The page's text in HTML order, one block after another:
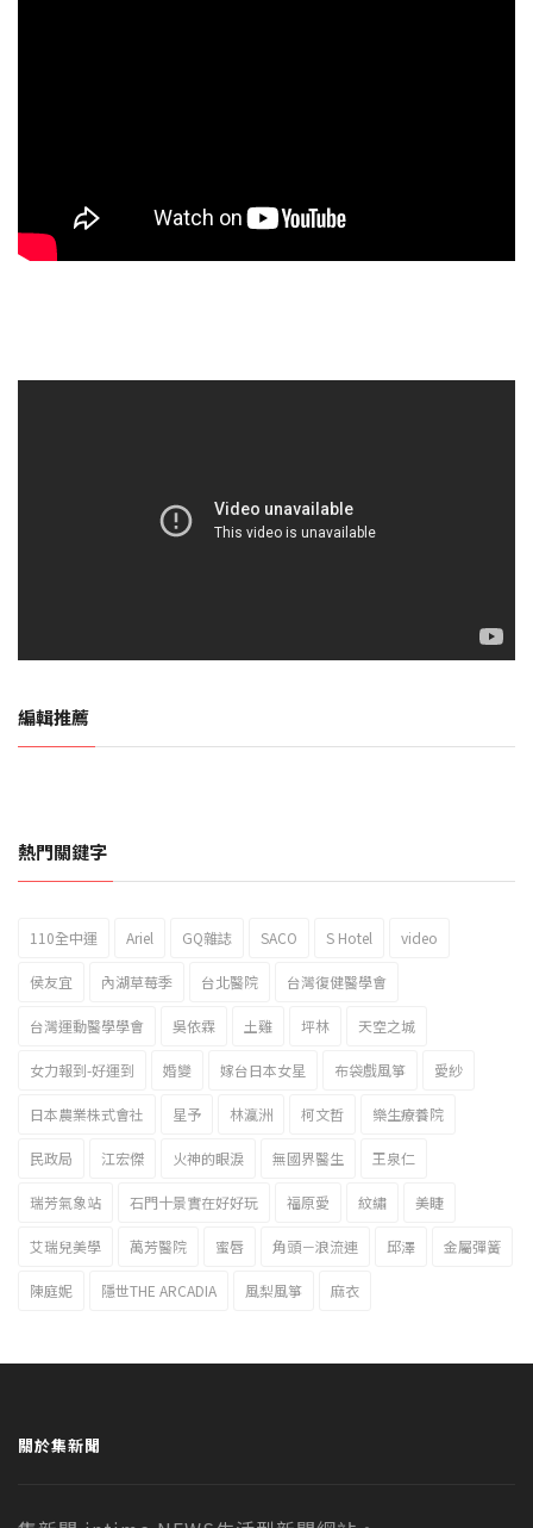
編輯推薦
2023新北市北海岸國際風箏節「風在石起」霸氣回歸
熱門關鍵字
110全中運 Ariel GQ雜誌 SACO S Hotel video
侯友宜 內湖草莓季 台北醫院 台灣復健醫學會
台灣運動醫學學會 吳依霖 土雞 坪林 天空之城
女力報到-好運到 婚變 嫁台日本女星 布袋戲風箏 愛紗
日本農業株式會社 星予 林瀛洲 柯文哲 樂生療養院
民政局 江宏傑 火神的眼淚 無國界醫生 王泉仁
瑞芳氣象站 石門十景實在好好玩 福原愛 紋繡 美睫
艾瑞兒美學 萬芳醫院 蜜唇 角頭－浪流連 邱澤 金屬彈簧
陳庭妮 隱世THE ARCADIA 風梨風箏 麻衣
關於集新聞